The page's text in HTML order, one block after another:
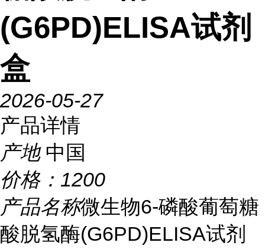
(G6PD)ELISA试剂
盒
2026-05-27
产品详情
产地 中国
价格： 1200
产品名称微生物6-磷酸葡萄糖
酸脱氢酶(G6PD)ELISA试剂